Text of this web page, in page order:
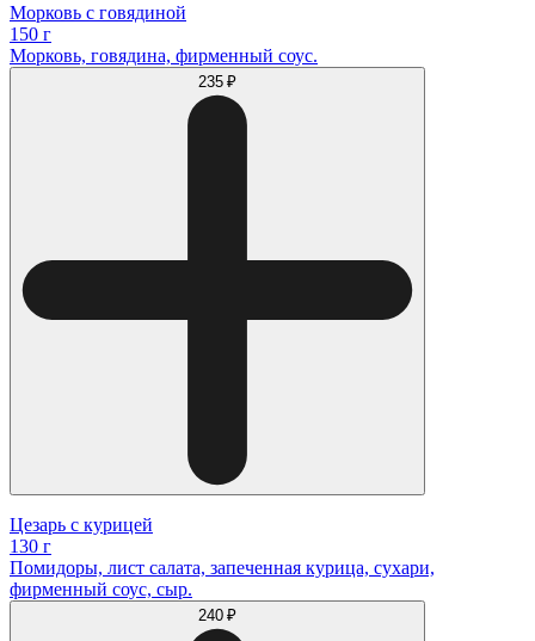
Морковь с говядиной
150 г
Морковь, говядина, фирменный соус.
235 ₽
Цезарь с курицей
130 г
Помидоры, лист салата, запеченная курица, сухари,
фирменный соус, сыр.
240 ₽